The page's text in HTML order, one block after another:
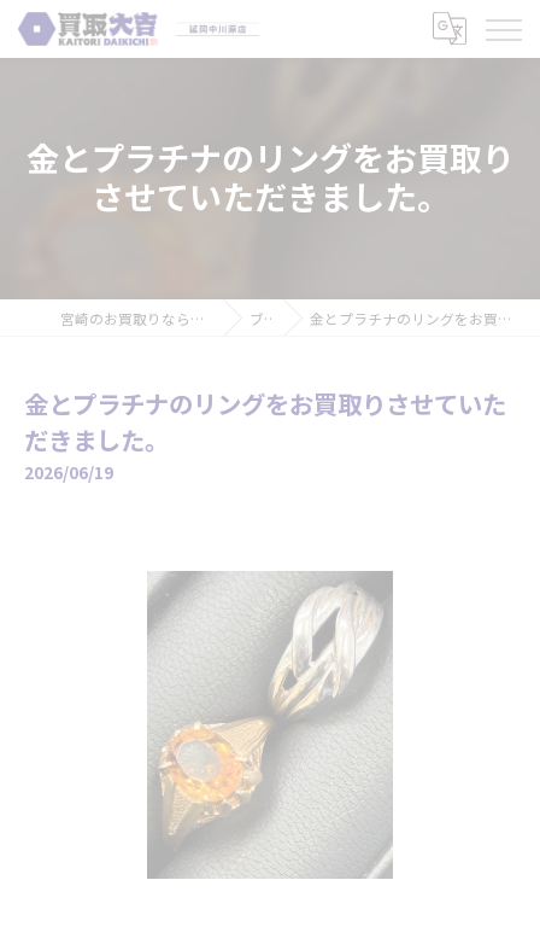
金とプラチナのリングをお買取り
させていただきました。
宮崎のお買取りなら買取大吉 延岡中川原店 ブログ 金とプラチナのリングをお買取りさせていただきました。
金とプラチナのリングをお買取りさせていた
だきました。
2026/06/19